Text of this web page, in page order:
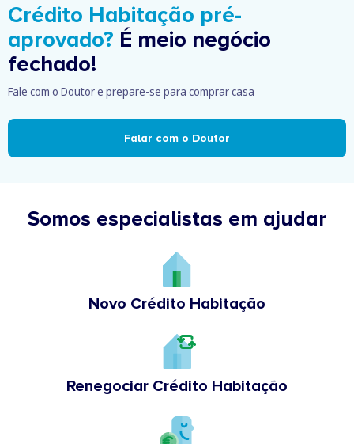
Crédito Habitação pré-
aprovado? É meio negócio
fechado!
Fale com o Doutor e prepare-se para comprar casa
Falar com o Doutor
Somos especialistas em ajudar
Novo Crédito Habitação
Renegociar Crédito Habitação